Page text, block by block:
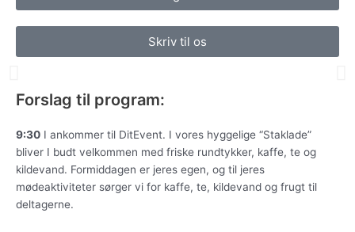
Skriv til os
Forslag til program:
9:30 I ankommer til DitEvent. I vores hyggelige “Staklade”
bliver I budt velkommen med friske rundtykker, kaffe, te og
kildevand. Formiddagen er jeres egen, og til jeres
mødeaktiviteter sørger vi for kaffe, te, kildevand og frugt til
deltagerne.